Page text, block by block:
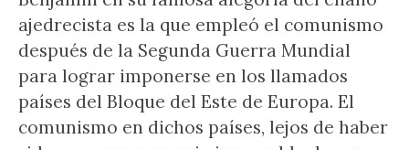
ajedrecista es la que empleó el comunismo
después de la Segunda Guerra Mundial
para lograr imponerse en los llamados
países del Bloque del Este de Europa. El
comunismo en dichos países, lejos de haber